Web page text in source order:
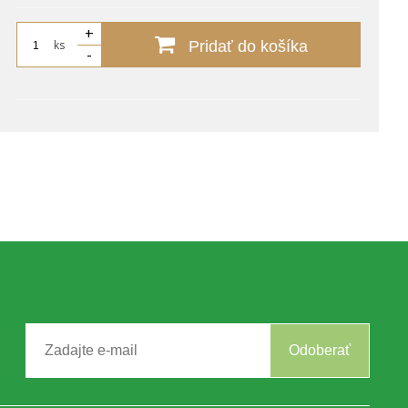
ks
+
-
Pridať do košíka
Odoberať